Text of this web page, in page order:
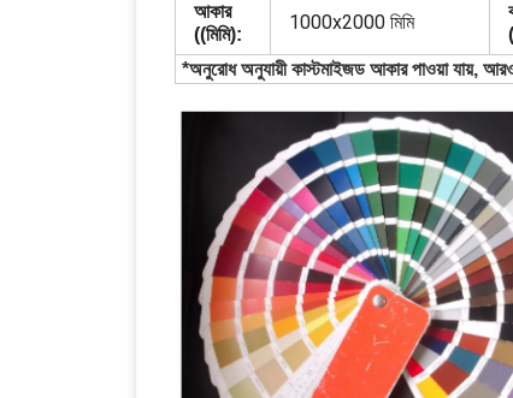
আকার
((মিমি):
1000x2000 মিমি
*অনুরোধ অনুযায়ী কাস্টমাইজড আকার পাওয়া যায়,